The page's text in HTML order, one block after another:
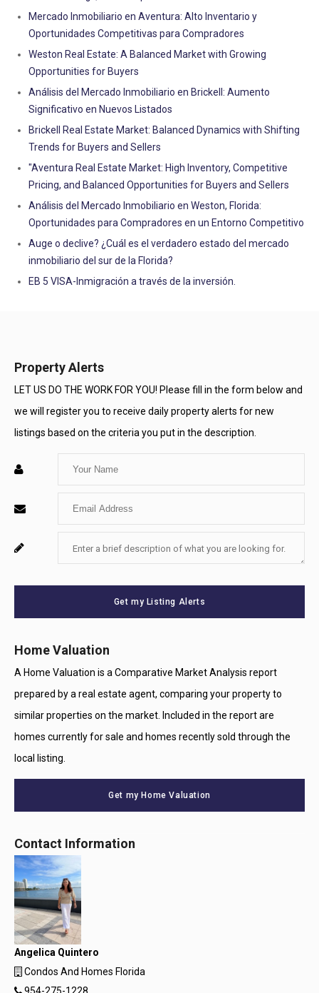
Mercado Inmobiliario en Aventura: Alto Inventario y
Oportunidades Competitivas para Compradores
Weston Real Estate: A Balanced Market with Growing
Opportunities for Buyers
Análisis del Mercado Inmobiliario en Brickell: Aumento
Significativo en Nuevos Listados
Brickell Real Estate Market: Balanced Dynamics with Shifting
Trends for Buyers and Sellers
"Aventura Real Estate Market: High Inventory, Competitive
Pricing, and Balanced Opportunities for Buyers and Sellers
Análisis del Mercado Inmobiliario en Weston, Florida:
Oportunidades para Compradores en un Entorno Competitivo
Auge o declive? ¿Cuál es el verdadero estado del mercado
inmobiliario del sur de la Florida?
EB 5 VISA-Inmigración a través de la inversión.
Property Alerts
LET US DO THE WORK FOR YOU! Please fill in the form below and
we will register you to receive daily property alerts for new
listings based on the criteria you put in the description.
Enter
Name
Enter
Email
Enter
Message
For
Use
Get my Listing Alerts
Home Valuation
A Home Valuation is a Comparative Market Analysis report
prepared by a real estate agent, comparing your property to
similar properties on the market. Included in the report are
homes currently for sale and homes recently sold through the
local listing.
Get my Home Valuation
Contact Information
Angelica Quintero
Condos And Homes Florida